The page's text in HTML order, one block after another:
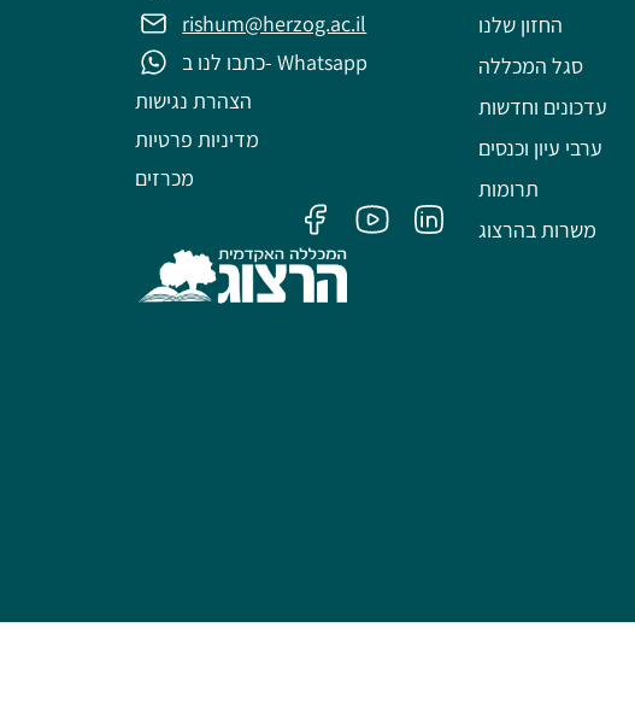
rishum@herzog.ac.il
כתבו לנו ב- Whatsapp
הצהרת נגישות
מדיניות פרטיות
מכרזים
החזון שלנו
סגל המכללה
עדכונים וחדשות
ערבי עיון וכנסים
תרומות
משרות בהרצוג